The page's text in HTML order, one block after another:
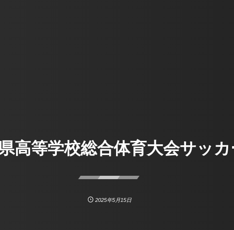
高等学校総合体育大会サッ
2025年5月15日